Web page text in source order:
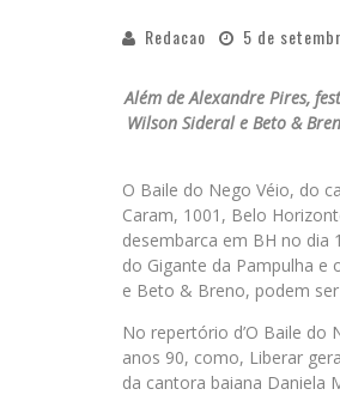
Redacao 5 de
Além de Alexandre Pires,
Wilson Sideral e Beto &
O Baile do Nego Véio, do
Caram, 1001, Belo
desembarca em BH no dia
do Gigante da Pampulha e
e Beto & Breno, podem
No repertório d’O Baile do
anos 90, como, Liberar
da cantora baiana Daniela